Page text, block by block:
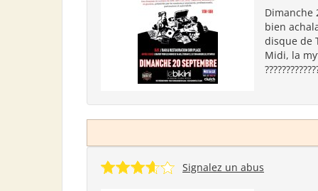
Dimanche
bien
disque de
Midi, la
Signalez un abus